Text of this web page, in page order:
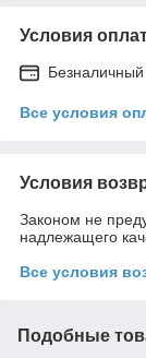
Условия
Безналичный
Все условия
Условия
Законом не
надлежащего
Все условия
Подобные